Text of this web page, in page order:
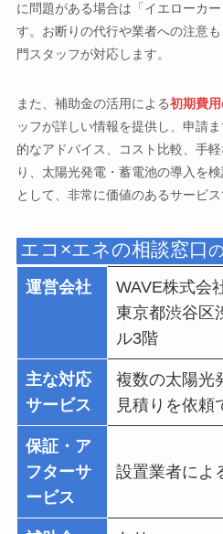
に問題がある場合は「イエローカ
す。お断りの代行や業者への注意
門スタッフが対応します。
また、補助金の活用による初期費
ッフが詳しい情報を提供し、申請
的なアドバイス、コスト比較、手
り、太陽光発電・蓄電池の導入を
として、非常に価値のあるサービス
エコ×エネの相談窓口
運営会社
WAVE株式会
東京都渋谷区
ル3階
主な対応
サービス
複数の太陽光
見積りを依頼
保証・ア
フターサ
ービス
設置業者によ